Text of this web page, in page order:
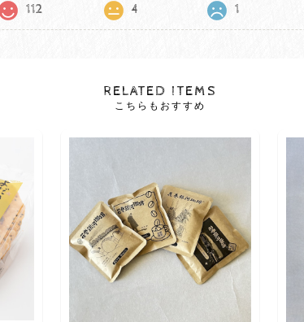
112 4 1
RELATED ITEMS
こちらもおすすめ